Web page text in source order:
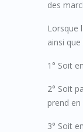
des
Lorsque
ainsi
1° Soit
2° Soit
prend
3° Soit